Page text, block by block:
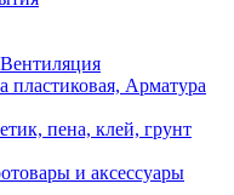
пластиковая, Арматура
пена, клей, грунт
и аксессуары